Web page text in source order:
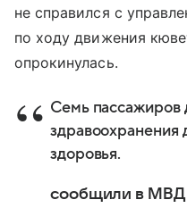
не справился с
по ходу движения
опрокинулась.
Семь пассажиров
здравоохранения
здоровья.
сообщили в МВД